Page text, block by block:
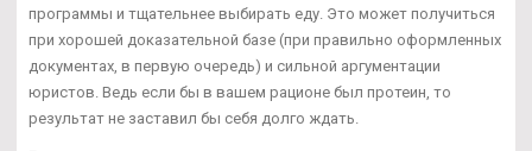
программы и тщательнее выбирать еду. Это может получиться
при хорошей доказательной базе (при правильно оформленных
документах, в первую очередь) и сильной аргументации
юристов. Ведь если бы в вашем рационе был протеин, то
результат не заставил бы себя долго ждать.